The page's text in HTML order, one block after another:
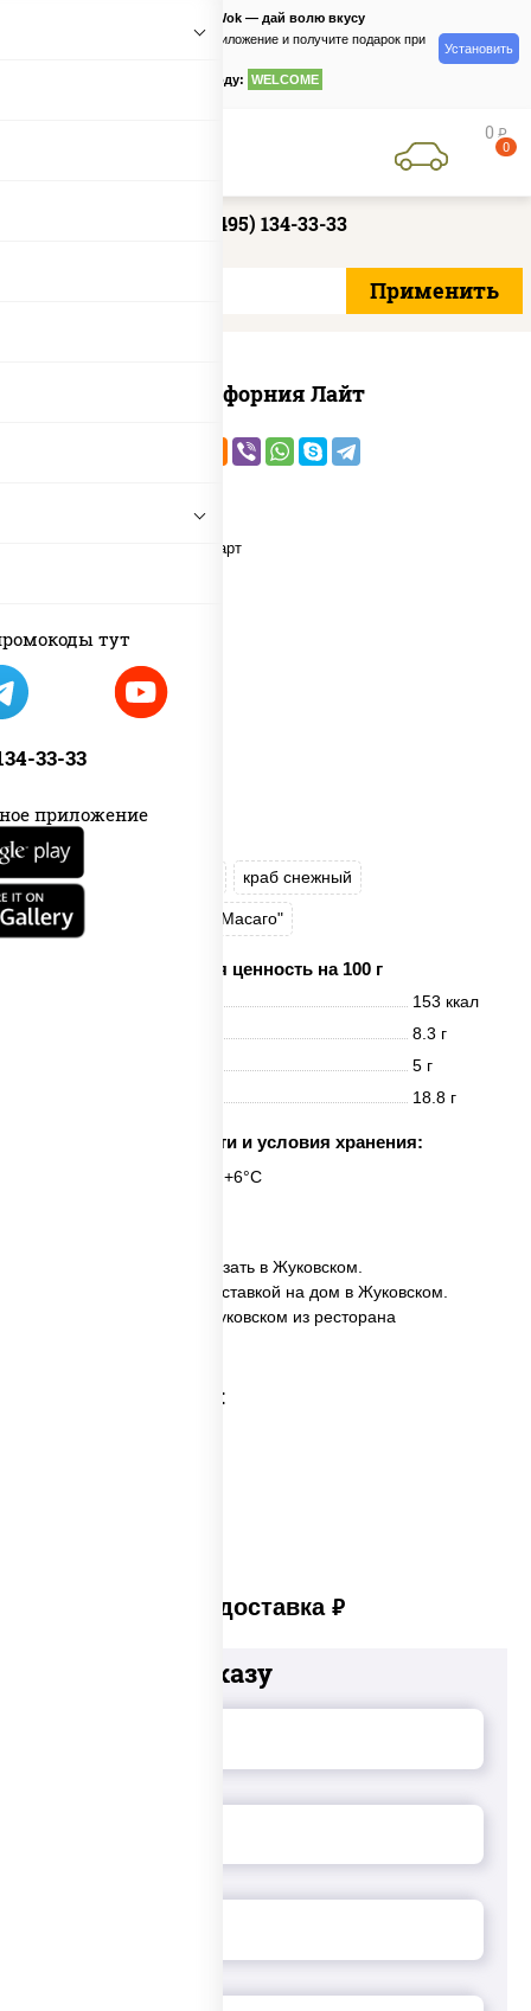
тут
33-33
приложение
PizzaSushiWok — дай волю вкусу
Скачайте приложение и получите подарок при
по промокоду: WELCOME
Установить
0 руб
0
+7 (495) 134-33-33
Калифорния Лайт
рис краб снежный
огурцы свежие икра "Масаго"
Пищевая ценность на 100 г
153 ккал
8.3 г
5 г
18.8 г
Срок годности и условия хранения:
6 часов при t° от +2°C до +6°C
✅ Калифорния Лайт заказать в Жуковском.
✅ Калифорния Лайт с доставкой на дом в Жуковском.
✅ Калифорния Лайт в Жуковском из ресторана
Категории товара:
Платная доставка руб
Добавьте к заказу